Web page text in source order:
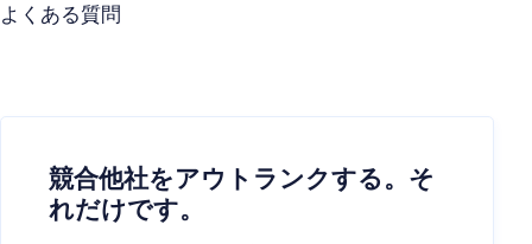
よくある質問
競合他社をアウトランクする。そ
れだけです。